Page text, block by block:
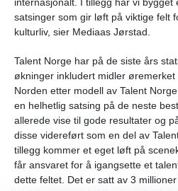
satsinger som gir løft på viktige felt
kulturliv, sier Mediaas Jørstad.
Talent Norge har på de siste års
økninger inkludert midler
Norden etter modell av Talent
en helhetlig satsing på de neste
allerede vise til gode resultater og
disse videreført som en del av
tillegg kommer et eget løft på
får ansvaret for å igangsette et
dette feltet. Det er satt av 3